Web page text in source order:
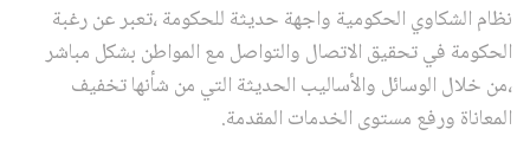
نظام الشكاوي الحكومية واجهة حديثة للحكومة ،تعبر عن رغبة
الحكومة في تحقيق الاتصال والتواصل مع المواطن بشكل مباشر
،من خلال الوسائل والأساليب الحديثة التي من شأنها تخفيف
المعاناة ورفع مستوى الخدمات المقدمة.